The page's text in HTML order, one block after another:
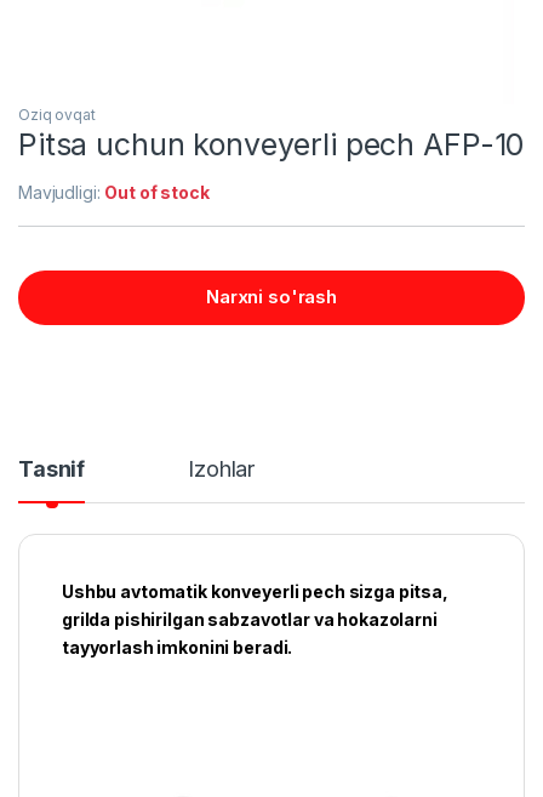
Oziq ovqat
Pitsa uchun konveyerli pech AFP-10
Mavjudligi: Out of stock
Narxni so'rash
Tasnif Izohlar
Ushbu avtomatik konveyerli pech sizga pitsa,
grilda pishirilgan sabzavotlar va hokazolarni
tayyorlash imkonini beradi.